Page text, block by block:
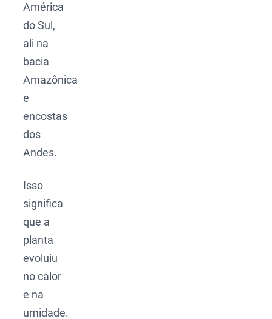
América
do Sul,
ali na
bacia
Amazônica
e
encostas
dos
Andes.
Isso
significa
que a
planta
evoluiu
no calor
e na
umidade.